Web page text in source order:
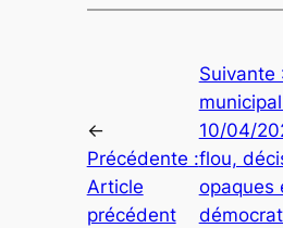
←
Précédente :
Article
précédent
Suivante
10/04/
flou,
opaques